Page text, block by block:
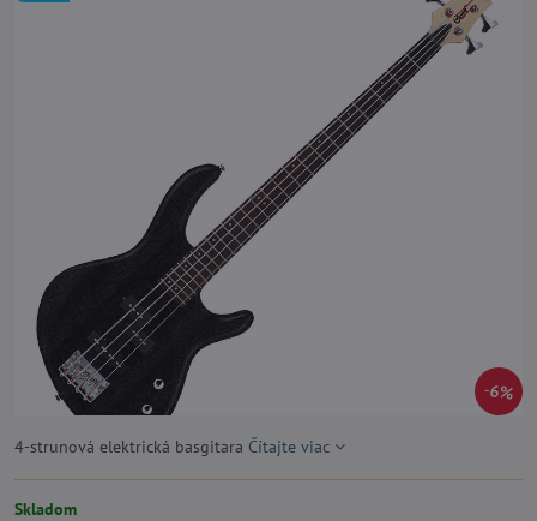
6%
4-strunová elektrická basgitara Čítajte viac
Skladom